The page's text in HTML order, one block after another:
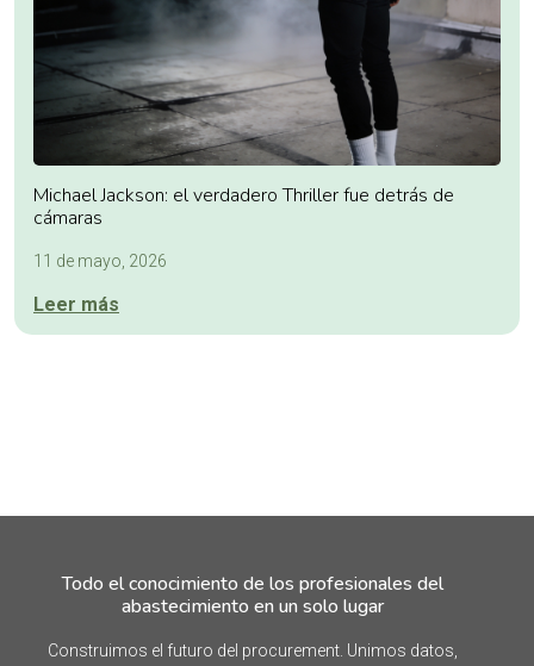
Michael Jackson: el verdadero Thriller fue detrás de
cámaras
11 de mayo, 2026
Leer más
Todo el conocimiento de los profesionales del
abastecimiento en un solo lugar
Construimos el futuro del procurement. Unimos datos,